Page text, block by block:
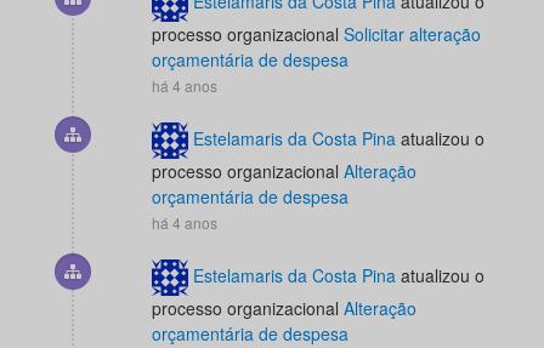
processo organizacional Solicitar alteração
orçamentária de despesa
há 4 anos
Estelamaris da Costa Pina atualizou o
processo organizacional Alteração
orçamentária de despesa
há 4 anos
Estelamaris da Costa Pina atualizou o
processo organizacional Alteração
orçamentária de despesa